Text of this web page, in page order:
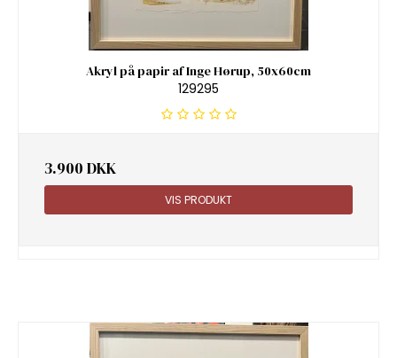
Akryl på papir af Inge Hørup, 50x60cm
129295
3.900 DKK
VIS PRODUKT